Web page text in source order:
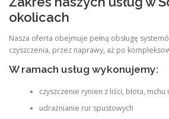
okolicach
Nasza oferta obejmuje pełną obsługę
czyszczenia, przez naprawy, aż po
W ramach usług wykonujemy:
czyszczenie rynien z liści, błota, mchu i
udrażnianie rur spustowych